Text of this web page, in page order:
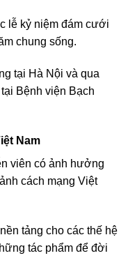
lễ kỷ niệm đám cưới
chung sống.
tại Hà Nội và qua
Bệnh viện Bạch
Nam
viên có ảnh hưởng
cách mạng Việt
tảng cho các thế hệ
tác phẩm để đời